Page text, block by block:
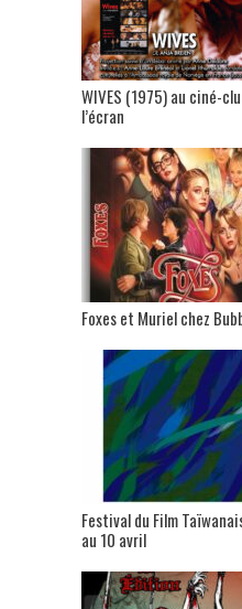
WIVES (1975) au ciné-
l’écran
Foxes et Muriel chez
Festival du Film
au 10 avril